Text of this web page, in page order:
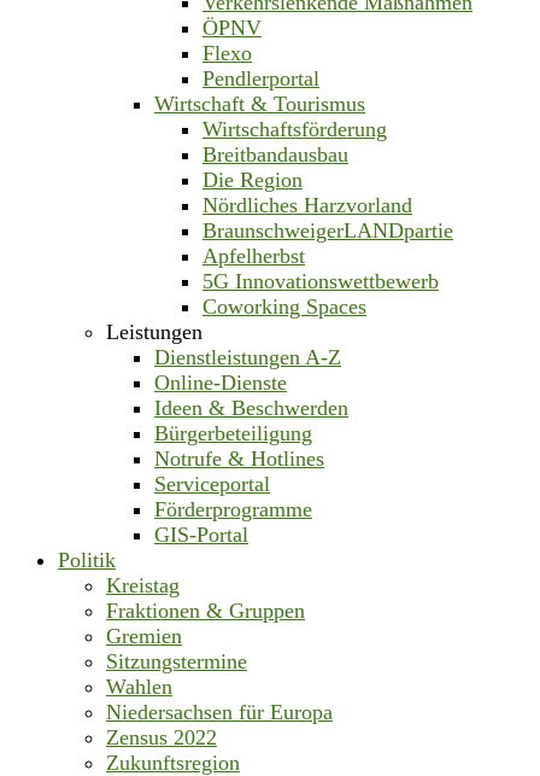
ÖPNV
Flexo
Pendlerportal
Wirtschaft & Tourismus
Wirtschaftsförderung
Breitbandausbau
Die Region
Nördliches Harzvorland
BraunschweigerLANDpartie
Apfelherbst
5G Innovationswettbewerb
Coworking Spaces
Leistungen
Dienstleistungen A-Z
Online-Dienste
Ideen & Beschwerden
Bürgerbeteiligung
Notrufe & Hotlines
Serviceportal
Förderprogramme
GIS-Portal
Politik
Kreistag
Fraktionen & Gruppen
Gremien
Sitzungstermine
Wahlen
Niedersachsen für Europa
Zensus 2022
Zukunftsregion